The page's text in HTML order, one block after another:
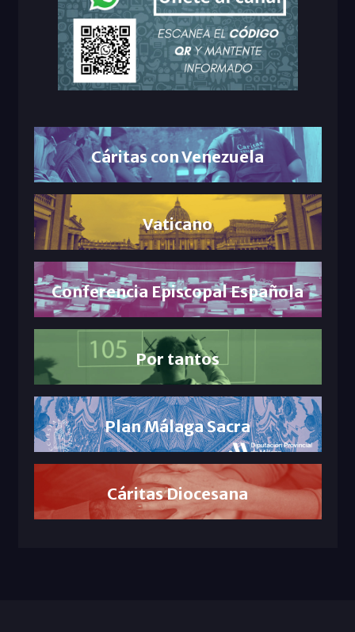
Cáritas con Venezuela
Vaticano
Conferencia Episcopal Española
Por tantos
Plan Málaga Sacra
Cáritas Diocesana